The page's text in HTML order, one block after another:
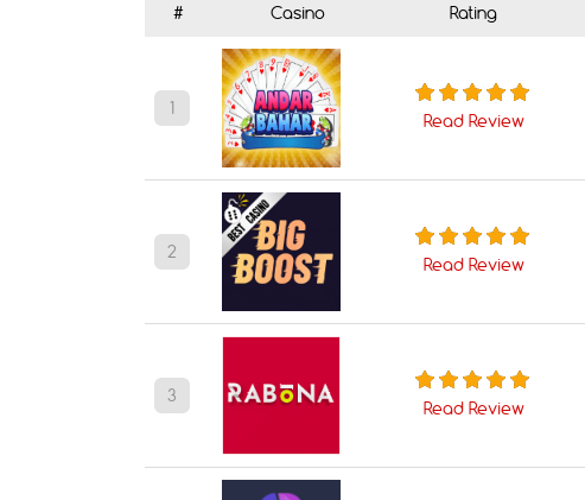
# Casino Rating
1
Read Review
2
Read Review
3
Read Review